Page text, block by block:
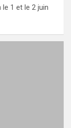
1 et le 2 juin